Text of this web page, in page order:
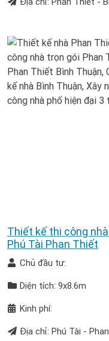
Thiết kế thi công
Phú Tài Phan Thiết
Chủ đầu tư:
Diện tích: 9x8.6m
Kinh phí:
Địa chỉ: Phú Tài -